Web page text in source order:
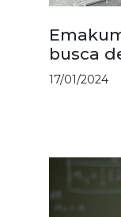
busca
17/01/2024